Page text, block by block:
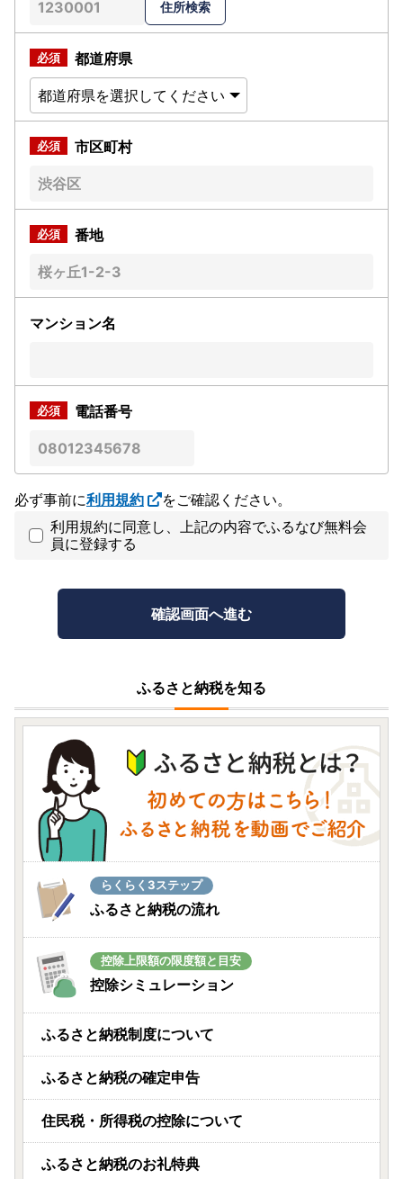
都道府県
市区町村
番地
マンション名
電話番号
必ず事前に利用規約
をご確認ください。
利用規約に同意し、上記の内容でふるなび無料会
員に登録する
ふるさと納税を知る
らくらく3ステップ
ふるさと納税の流れ
控除上限額の限度額と目安
控除シミュレーション
ふるさと納税制度について
ふるさと納税の確定申告
住民税・所得税の控除について
ふるさと納税のお礼特典